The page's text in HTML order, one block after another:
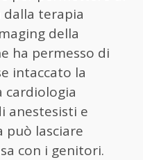
dalla terapia
della
ha permesso di
intaccato la
cardiologia
anestesisti e
può lasciare
con i genitori.